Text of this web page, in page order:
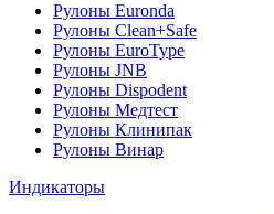
Рулоны Euronda
Рулоны Clean+Safe
Рулоны EuroType
Рулоны JNB
Рулоны Dispodent
Рулоны Медтест
Рулоны Клинипак
Рулоны Винар
Индикаторы